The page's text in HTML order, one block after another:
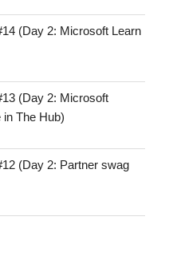
(Day 2: Microsoft Learn
(Day 2: Microsoft
The Hub)
(Day 2: Partner swag